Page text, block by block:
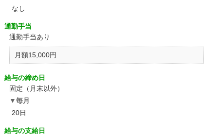
なし
通勤手当
通勤手当あり
月額15,000円
給与の締め日
固定（月末以外）
毎月
20日
給与の支給日